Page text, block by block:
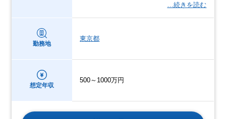
…続きを読む
勤務地
東京都
想定年収
500～1000万円